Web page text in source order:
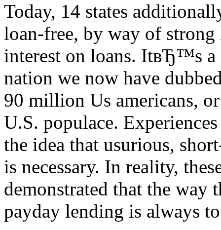
Today, 14 states
loan-free, by way of strong
interest on loans. ItвЂ™s a
nation we now have
90 million Us americans,
U.S. populace.
the idea that usurious,
is necessary. In reality,
demonstrated that the way
payday lending is always